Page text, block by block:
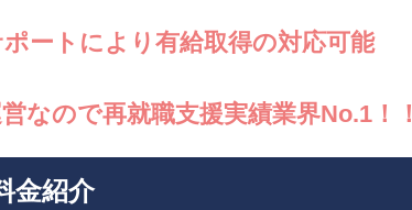
ートにより有給取得の対応可能
なので再就職支援実績業界No.1！！
金紹介